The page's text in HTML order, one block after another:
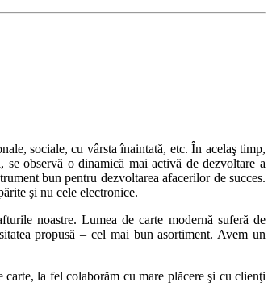
sociale, cu vârsta înaintată, etc. În acelaş timp,
observă o dinamică mai activă de dezvoltare a
bun pentru dezvoltarea afacerilor de succes.
şi nu cele electronice.
noastre. Lumea de carte modernă suferă de
propusă – cel mai bun asortiment. Avem un
la fel colaborăm cu mare plăcere şi cu clienţi